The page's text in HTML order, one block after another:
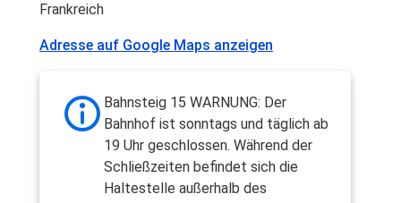
Frankreich
Adresse auf Google Maps anzeigen
Bahnsteig 15 WARNUNG: Der
Bahnhof ist sonntags und täglich ab
19 Uhr geschlossen. Während der
Schließzeiten befindet sich die
Haltestelle außerhalb des